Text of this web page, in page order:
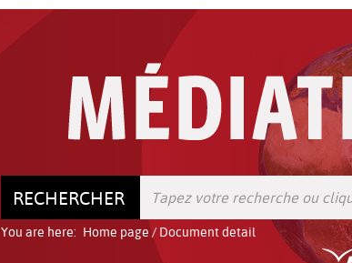
RECHERCHER
You are here: Home page / Document detail